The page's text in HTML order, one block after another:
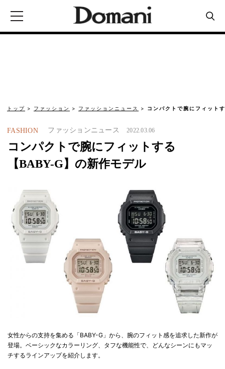
トップ ファッション ファッションニュース コンパクトで腕にフィット
FASHION ファッションニュース 2022.03.06
コンパクトで腕にフィットする
【BABY-G】の新作モデル
女性からの支持を集める「BABY-G」から、腕のフィット感を追求した新作が
登場。ベーシックなカラーリング、タフな機能性で、どんなシーンにもマッ
チするラインアップを紹介します。